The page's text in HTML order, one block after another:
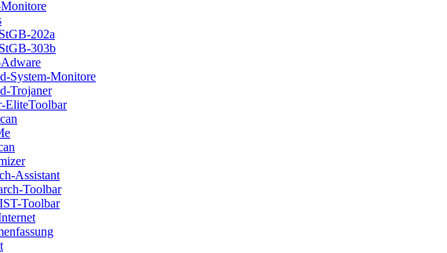
202a
303b
System-Monitore
Trojaner
EliteToolbar
Assistant
Toolbar
Toolbar